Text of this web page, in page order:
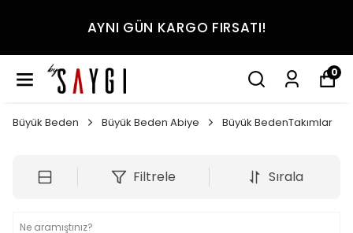
AYNI GÜN KARGO FIRSATI!
0
Büyük Beden Büyük Beden Abiye Büyük BedenTakımlar
Filtrele Sırala